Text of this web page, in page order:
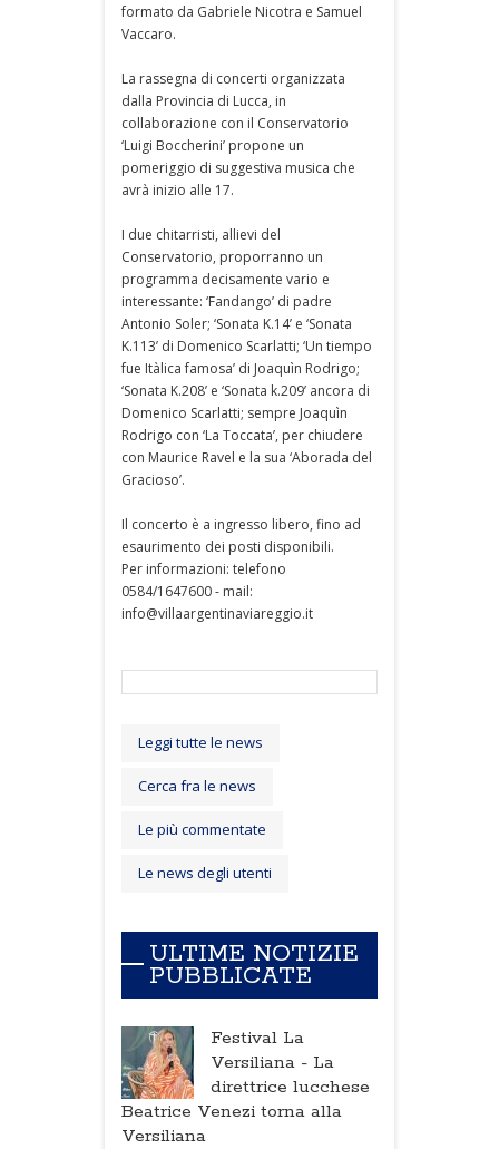
formato da Gabriele Nicotra e Samuel
Vaccaro.
La rassegna di concerti organizzata
dalla Provincia di Lucca, in
collaborazione con il Conservatorio
‘Luigi Boccherini’ propone un
pomeriggio di suggestiva musica che
avrà inizio alle 17.
I due chitarristi, allievi del
Conservatorio, proporranno un
programma decisamente vario e
interessante: ‘Fandango’ di padre
Antonio Soler; ‘Sonata K.14’ e ‘Sonata
K.113’ di Domenico Scarlatti; ‘Un tiempo
fue Itàlica famosa’ di Joaquìn Rodrigo;
‘Sonata K.208’ e ‘Sonata k.209’ ancora di
Domenico Scarlatti; sempre Joaquìn
Rodrigo con ‘La Toccata’, per chiudere
con Maurice Ravel e la sua ‘Aborada del
Gracioso’.
Il concerto è a ingresso libero, fino ad
esaurimento dei posti disponibili.
Per informazioni: telefono
0584/1647600 - mail:
info@villaargentinaviareggio.it
Leggi tutte le news
Cerca fra le news
Le più commentate
Le news degli utenti
ULTIME NOTIZIE
PUBBLICATE
Festival La
Versiliana - La
direttrice lucchese
Beatrice Venezi torna alla
Versiliana